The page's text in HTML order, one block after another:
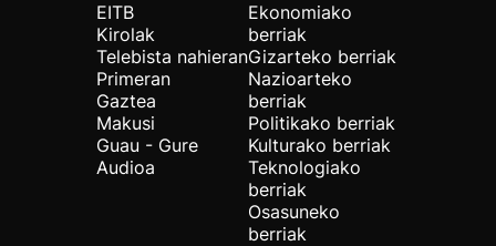
EITB
Kirolak
Telebista nahieran
Primeran
Gaztea
Makusi
Guau - Gure
Audioa
Ekonomiako
berriak
Gizarteko berriak
Nazioarteko
berriak
Politikako berriak
Kulturako berriak
Teknologiako
berriak
Osasuneko
berriak